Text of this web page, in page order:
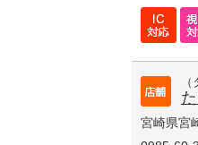
宮崎県宮